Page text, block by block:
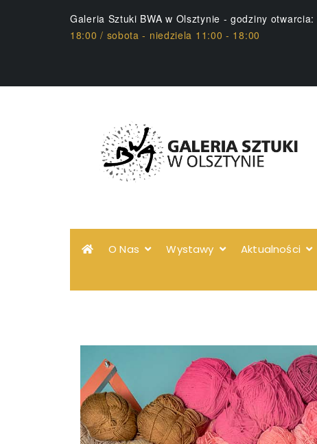
Galeria Sztuki BWA w Olsztynie - godziny otwarcia:
18:00 / sobota - niedziela 11:00 - 18:00
O Nas Wystawy Aktualności